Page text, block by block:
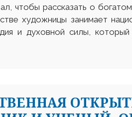
чтобы рассказать о
художницы занимает
и духовной силы, который